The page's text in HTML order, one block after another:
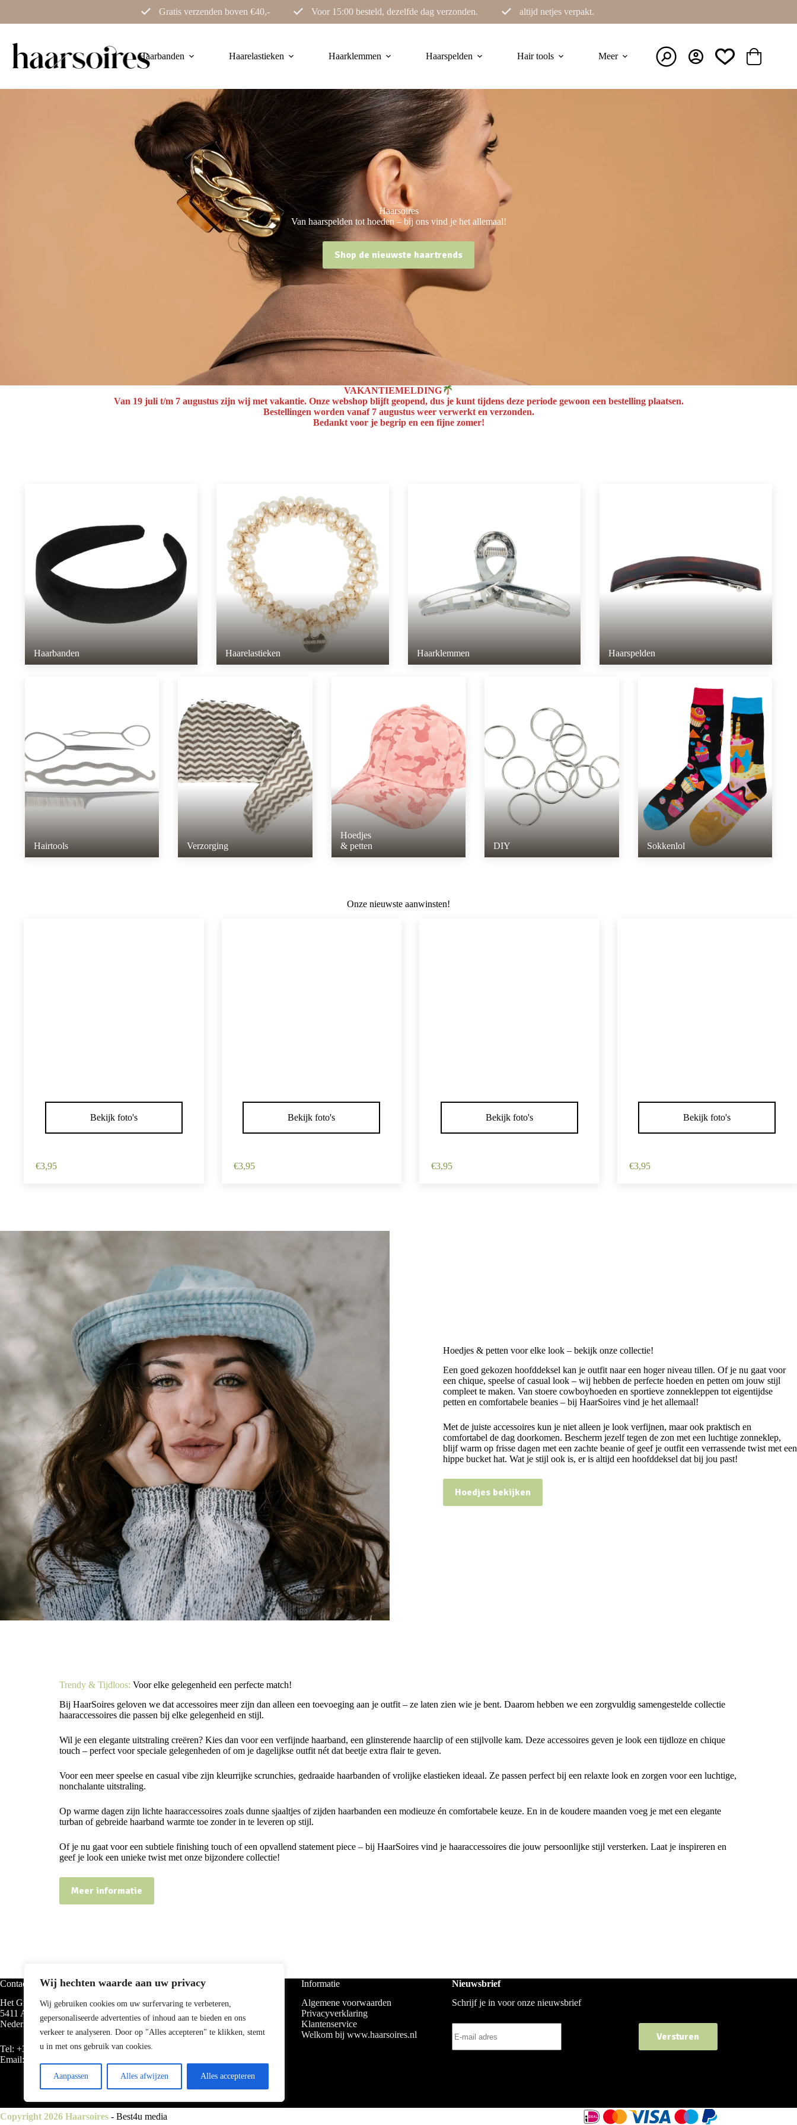
Wij hechten waarde aan uw privacy
Wij gebruiken cookies om uw surfervaring te verbeteren,
gepersonaliseerde advertenties of inhoud aan te bieden en ons
verkeer te analyseren. Door op "Alles accepteren" te klikken, stemt
u in met ons gebruik van cookies.
Aanpassen Alles afwijzen Alles accepteren
de
Gratis verzenden boven €40,- Voor 15:00 besteld, dezelfde dag verzonden. altijd netjes verpakt.
Haarbanden Haarelastieken Haarklemmen Haarspelden Hair tools Meer Winkelwagen
Haarsoires
Van haarspelden tot hoeden – bij ons vind je het allemaal!
Shop de nieuwste haartrends
VAKANTIEMELDING
Van 19 juli t/m 7 augustuszijn wij met vakantie. Onze webshop blijft geopend, dus je kunt tijdens deze periode gewoon een bestelling plaatsen.
Bestellingen worden vanaf 7 augustusweer verwerkt en verzonden.
Bedankt voor je begrip en een fijne zomer!
Haarbanden Haarelastieken Haarklemmen Haarspelden
Hairtools Verzorging
Hoedjes
& petten
DIY Sokkenlol
Onze nieuwste aanwinsten!
Bekijk foto's
€3,95
Bekijk foto's
€3,95
Bekijk foto's
€3,95
Bekijk foto's
€3,95
Hoedjes & petten voor elke look – bekijk onze collectie!
Een goed gekozen hoofddeksel kan je outfit naar een hoger niveau tillen. Of je nu gaat voor
een chique, speelse of casual look – wij hebben de perfecte hoeden en petten om jouw stijl
compleet te maken. Van stoere cowboyhoeden en sportieve zonnekleppen tot eigentijdse
petten en comfortabele beanies – bij HaarSoires vind je het allemaal!
Met de juiste accessoires kun je niet alleen je look verfijnen, maar ook praktisch en
comfortabel de dag doorkomen. Bescherm jezelf tegen de zon met een luchtige zonneklep,
blijf warm op frisse dagen met een zachte beanie of geef je outfit een verrassende twist met een
hippe bucket hat. Wat je stijl ook is, er is altijd een hoofddeksel dat bij jou past!
Hoedjes bekijken
Trendy & Tijdloos: Voor elke gelegenheid een perfecte match!
Bij HaarSoires geloven we dat accessoires meer zijn dan alleen een toevoeging aan je outfit – ze laten zien wie je bent. Daarom hebben we een zorgvuldig samengestelde collectie
haaraccessoires die passen bij elke gelegenheid en stijl.
Wil je een elegante uitstraling creëren? Kies dan voor een verfijnde haarband, een glinsterende haarclip of een stijlvolle kam. Deze accessoires geven je look een tijdloze en chique
touch – perfect voor speciale gelegenheden of om je dagelijkse outfit nét dat beetje extra flair te geven.
Voor een meer speelse en casual vibe zijn kleurrijke scrunchies, gedraaide haarbanden of vrolijke elastieken ideaal. Ze passen perfect bij een relaxte look en zorgen voor een luchtige,
nonchalante uitstraling.
Op warme dagen zijn lichte haaraccessoires zoals dunne sjaaltjes of zijden haarbanden een modieuze én comfortabele keuze. En in de koudere maanden voeg je met een elegante
turban of gebreide haarband warmte toe zonder in te leveren op stijl.
Of je nu gaat voor een subtiele finishing touch of een opvallend statement piece – bij HaarSoires vind je haaraccessoires die jouw persoonlijke stijl versterken. Laat je inspireren en
geef je look een unieke twist met onze bijzondere collectie!
Meer informatie
Contact
Het Groen 40
5411 AE Knegsel
Nederland
Tel: +31 (0)619094655
Email:
Categorieën
Haarbanden
Haarelastieken
Haarklemmen
Haarspelden
Hairtools
Hoedjes & petten
DIY
Sokkenlol
Informatie
Algemene voorwaarden
Privacyverklaring
Klantenservice
Welkom bij www.haarsoires.nl
Nieuwsbrief
Schrijf je in voor onze nieuwsbrief
Copyright 2026 Haarsoires - Best4u media